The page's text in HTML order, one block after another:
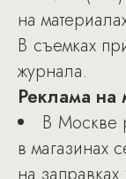
на
В съемках
журнала.
Реклама на
В Москве
в магазинах